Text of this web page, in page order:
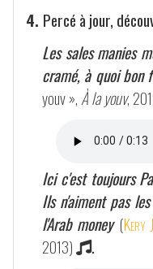
4. Percé à jour,
Les sales manies
cramé, à quoi bon
youv », À la youv,
Ici c'est toujours
Ils n'aiment pas
l'Arab money (Kery
2013)
.